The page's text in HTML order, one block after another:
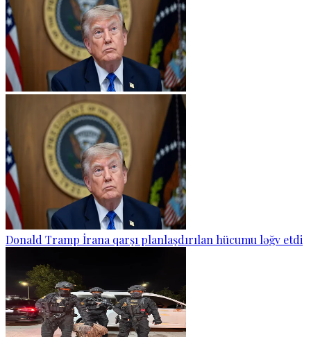
Donald Tramp İrana qarşı planlaşdırılan hücumu ləğv etdi